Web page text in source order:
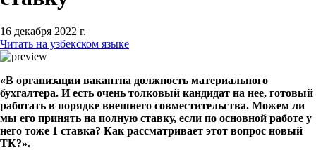
16 декабря 2022 г.
Читать на узбекском языке
«В организации вакантна должность материального
бухгалтера. И есть очень толковый кандидат на нее, готовый
работать в порядке внешнего совместительства. Можем ли
мы его принять на полную ставку, если по основной работе у
него тоже 1 ставка? Как рассматривает этот вопрос новый
ТК?».